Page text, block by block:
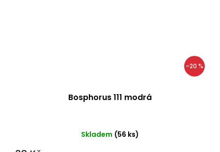
–20 %
Bosphorus 111 modrá
Skladem (56 ks)